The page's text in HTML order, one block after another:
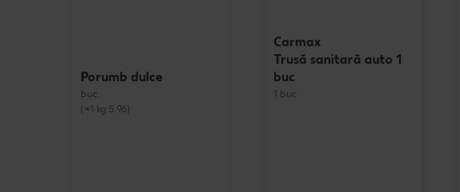
Porumb dulce
buc
(=1 kg 5.96)
Carmax
Trusă sanitară auto 1
buc
1 buc